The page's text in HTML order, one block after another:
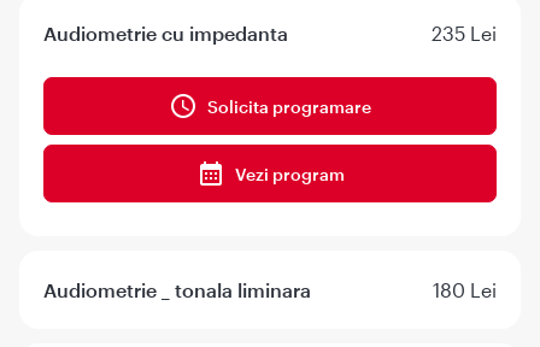
Audiometrie cu impedanta 235 Lei
Solicita programare
Vezi program
Audiometrie _ tonala liminara 180 Lei